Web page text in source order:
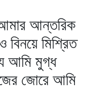
আমার আন্তরিক
বিনয়ে মিশ্রিত
আমি মুগ্ধ
জোরে আমি